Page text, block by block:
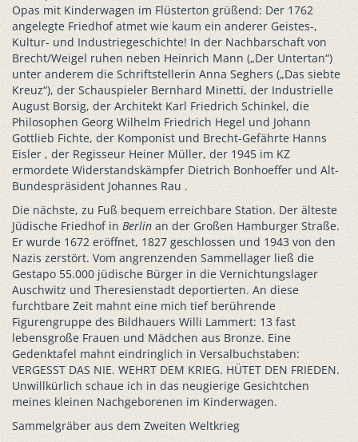
Opas mit Kinderwagen im Flüsterton grüßend: Der 1762
angelegte Friedhof atmet wie kaum ein anderer Geistes-,
Kultur- und Industriegeschichte! In der Nachbarschaft von
Brecht/Weigel ruhen neben Heinrich Mann („Der Untertan“)
unter anderem die Schriftstellerin Anna Seghers („Das siebte
Kreuz“), der Schauspieler Bernhard Minetti, der Industrielle
August Borsig, der Architekt Karl Friedrich Schinkel, die
Philosophen Georg Wilhelm Friedrich Hegel und Johann
Gottlieb Fichte, der Komponist und Brecht-Gefährte Hanns
Eisler , der Regisseur Heiner Müller, der 1945 im KZ
ermordete Widerstandskämpfer Dietrich Bonhoeffer und Alt-
Bundespräsident Johannes Rau .
Die nächste, zu Fuß bequem erreichbare Station. Der älteste
Jüdische Friedhof in Berlin an der Großen Hamburger Straße.
Er wurde 1672 eröffnet, 1827 geschlossen und 1943 von den
Nazis zerstört. Vom angrenzenden Sammellager ließ die
Gestapo 55.000 jüdische Bürger in die Vernichtungslager
Auschwitz und Theresienstadt deportierten. An diese
furchtbare Zeit mahnt eine mich tief berührende
Figurengruppe des Bildhauers Willi Lammert: 13 fast
lebensgroße Frauen und Mädchen aus Bronze. Eine
Gedenktafel mahnt eindringlich in Versalbuchstaben:
VERGESST DAS NIE. WEHRT DEM KRIEG. HÜTET DEN FRIEDEN.
Unwillkürlich schaue ich in das neugierige Gesichtchen
meines kleinen Nachgeborenen im Kinderwagen.
Sammelgräber aus dem Zweiten Weltkrieg